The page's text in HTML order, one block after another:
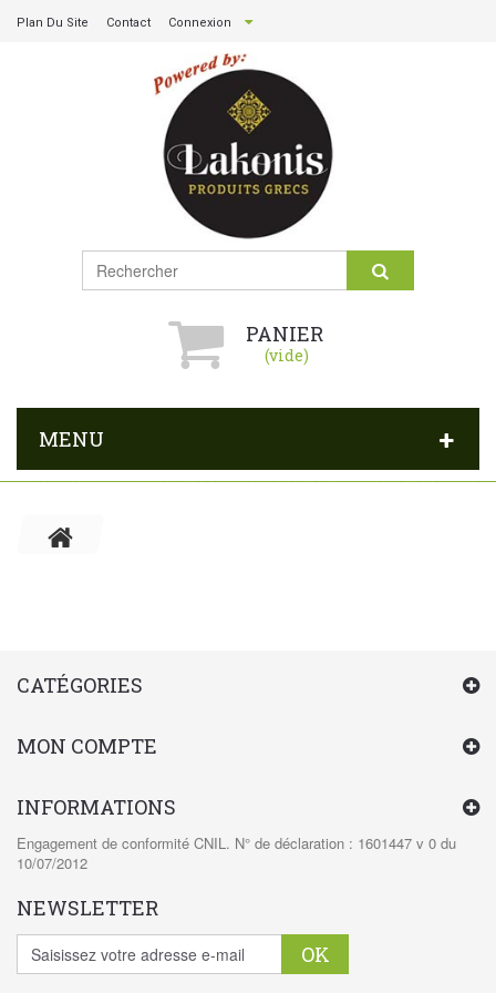
Contact
Plan Du Site Connexion
PANIER
(vide)
MENU
CATÉGORIES
MON COMPTE
INFORMATIONS
Engagement de conformité CNIL. N° de déclaration : 1601447 v 0 du
10/07/2012
NEWSLETTER
OK